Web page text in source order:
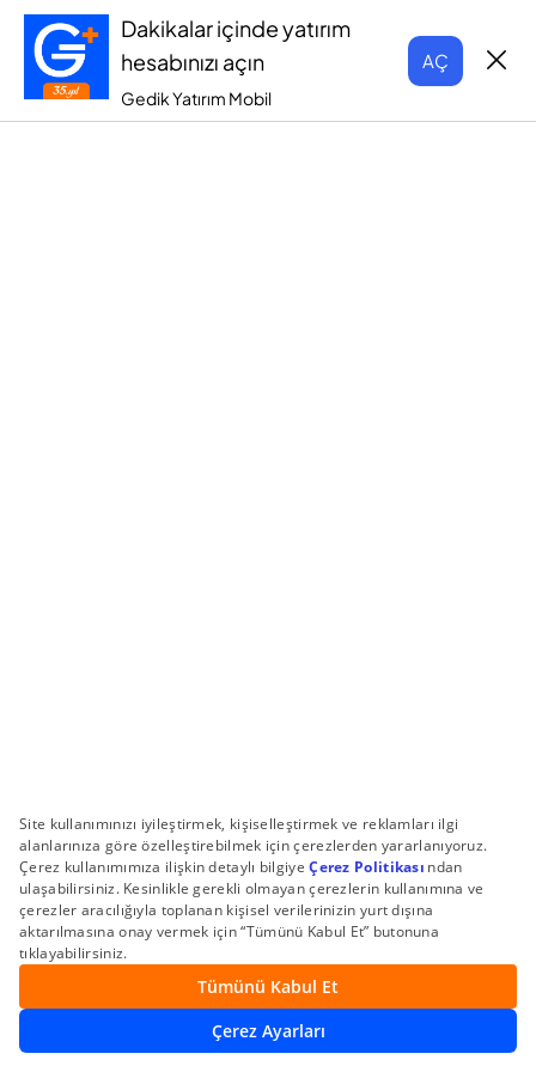
Dakikalar içinde yatırım
hesabınızı açın
Gedik Yatırım Mobil
AÇ